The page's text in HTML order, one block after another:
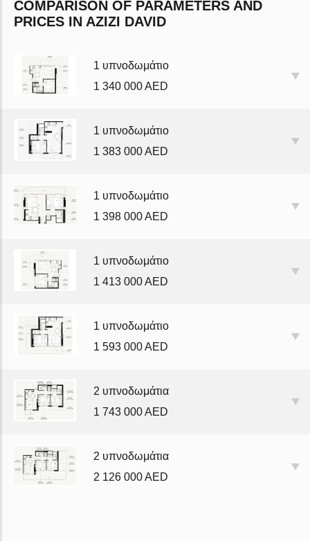
COMPARISON OF PARAMETERS AND
PRICES IN AZIZI DAVID
1 υπνοδωμάτιο
1 340 000 AED
1 υπνοδωμάτιο
1 383 000 AED
1 υπνοδωμάτιο
1 398 000 AED
1 υπνοδωμάτιο
1 413 000 AED
1 υπνοδωμάτιο
1 593 000 AED
2 υπνοδωμάτια
1 743 000 AED
2 υπνοδωμάτια
2 126 000 AED